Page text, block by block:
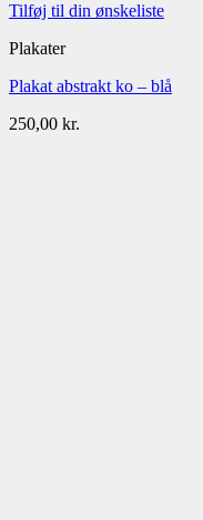
Tilføj til din ønskeliste
Plakater
Plakat abstrakt ko – blå
250,00 kr.